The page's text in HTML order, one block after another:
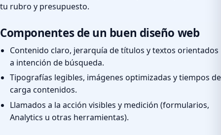
tu rubro y presupuesto.
Componentes de un buen diseño web
Contenido claro, jerarquía de títulos y textos orientados
a intención de búsqueda.
Tipografías legibles, imágenes optimizadas y tiempos de
carga contenidos.
Llamados a la acción visibles y medición (formularios,
Analytics u otras herramientas).